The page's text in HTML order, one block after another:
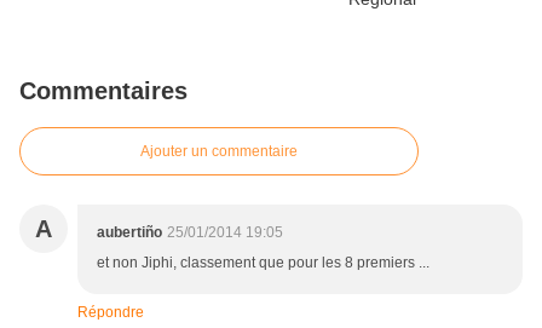
Commentaires
Ajouter un commentaire
A aubertiño 25/01/2014 19:05
et non Jiphi, classement que pour les 8 premiers ...
Répondre